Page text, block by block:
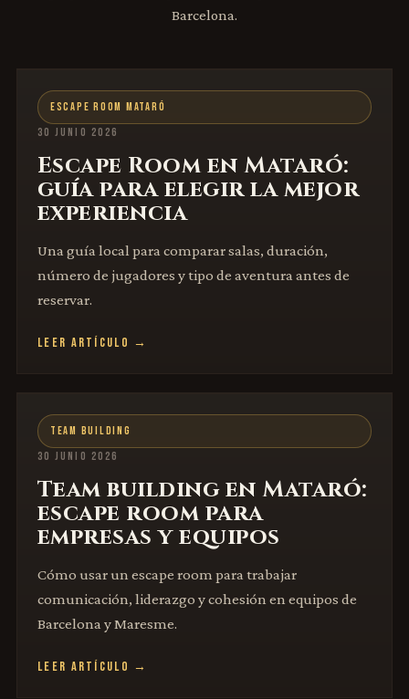
Barcelona.
ESCAPE ROOM MATARÓ
30 JUNIO 2026
Escape Room en Mataró:
guía para elegir la mejor
experiencia
Una guía local para comparar salas, duración,
número de jugadores y tipo de aventura antes de
reservar.
LEER ARTÍCULO →
TEAM BUILDING
30 JUNIO 2026
Team building en Mataró:
escape room para
empresas y equipos
Cómo usar un escape room para trabajar
comunicación, liderazgo y cohesión en equipos de
Barcelona y Maresme.
LEER ARTÍCULO →